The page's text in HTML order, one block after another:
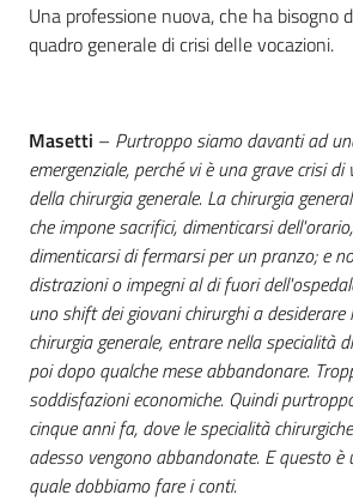
Una professione nuova, che ha bisogno
quadro generale di crisi delle vocazioni.
Masetti – Purtroppo siamo davanti ad
emergenziale, perché vi è una grave crisi
della chirurgia generale. La chirurgia
che impone sacrifici, dimenticarsi
dimenticarsi di fermarsi per un pranzo; e
distrazioni o impegni al di fuori
uno shift dei giovani chirurghi a desiderare
chirurgia generale, entrare nella specialità
poi dopo qualche mese abbandonare.
soddisfazioni economiche. Quindi
cinque anni fa, dove le specialità
adesso vengono abbandonate. E questo è
quale dobbiamo fare i conti.